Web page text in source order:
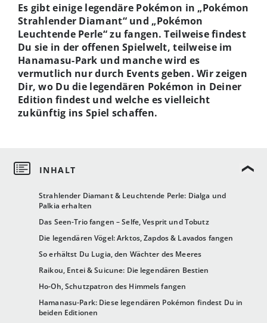
Strahlender Diamant & Leuchtende Perle: Dialga und
Palkia erhalten
Das Seen-Trio fangen – Selfe, Vesprit und Tobutz
Die legendären Vögel: Arktos, Zapdos & Lavados fangen
So erhältst Du Lugia, den Wächter des Meeres
Raikou, Entei & Suicune: Die legendären Bestien
Ho-Oh, Schutzpatron des Himmels fangen
Hamanasu-Park: Diese legendären Pokémon findest Du in
beiden Editionen
Es gibt einige legendäre Pokémon in „Pokémon
Strahlender Diamant“ und „Pokémon
Leuchtende Perle“ zu fangen. Teilweise findest
Du sie in der offenen Spielwelt, teilweise im
Hanamasu-Park und manche wird es
vermutlich nur durch Events geben. Wir zeigen
Dir, wo Du die legendären Pokémon in Deiner
Edition findest und welche es vielleicht
zukünftig ins Spiel schaffen.